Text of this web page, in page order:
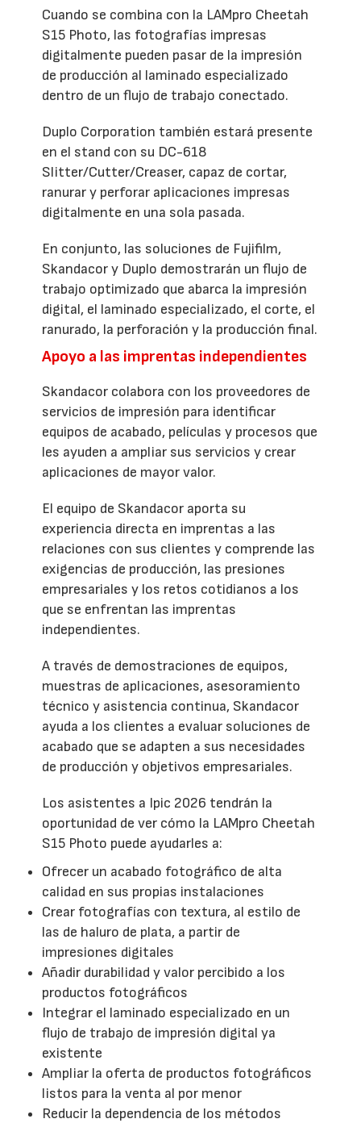
Cuando se combina con la LAMpro Cheetah
S15 Photo, las fotografías impresas
digitalmente pueden pasar de la impresión
de producción al laminado especializado
dentro de un flujo de trabajo conectado.
Duplo Corporation también estará presente
en el stand con su DC-618
Slitter/Cutter/Creaser, capaz de cortar,
ranurar y perforar aplicaciones impresas
digitalmente en una sola pasada.
En conjunto, las soluciones de Fujifilm,
Skandacor y Duplo demostrarán un flujo de
trabajo optimizado que abarca la impresión
digital, el laminado especializado, el corte, el
ranurado, la perforación y la producción final.
Apoyo a las imprentas independientes
Skandacor colabora con los proveedores de
servicios de impresión para identificar
equipos de acabado, películas y procesos que
les ayuden a ampliar sus servicios y crear
aplicaciones de mayor valor.
El equipo de Skandacor aporta su
experiencia directa en imprentas a las
relaciones con sus clientes y comprende las
exigencias de producción, las presiones
empresariales y los retos cotidianos a los
que se enfrentan las imprentas
independientes.
A través de demostraciones de equipos,
muestras de aplicaciones, asesoramiento
técnico y asistencia continua, Skandacor
ayuda a los clientes a evaluar soluciones de
acabado que se adapten a sus necesidades
de producción y objetivos empresariales.
Los asistentes a Ipic 2026 tendrán la
oportunidad de ver cómo la LAMpro Cheetah
S15 Photo puede ayudarles a:
Ofrecer un acabado fotográfico de alta
calidad en sus propias instalaciones
Crear fotografías con textura, al estilo de
las de haluro de plata, a partir de
impresiones digitales
Añadir durabilidad y valor percibido a los
productos fotográficos
Integrar el laminado especializado en un
flujo de trabajo de impresión digital ya
existente
Ampliar la oferta de productos fotográficos
listos para la venta al por menor
Reducir la dependencia de los métodos